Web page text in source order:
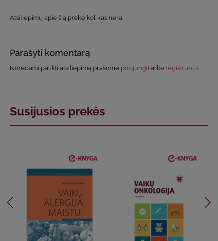
Atsiliepimų apie šią prekę kol kas nėra.
Parašyti komentarą
Norėdami palikti atsiliepimą prašome prisijungti arba registruotis
Susijusios prekės